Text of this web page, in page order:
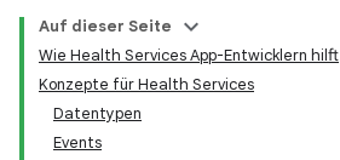
Auf dieser Seite
Wie Health Services App-Entwicklern hilft
Konzepte für Health Services
Datentypen
Events